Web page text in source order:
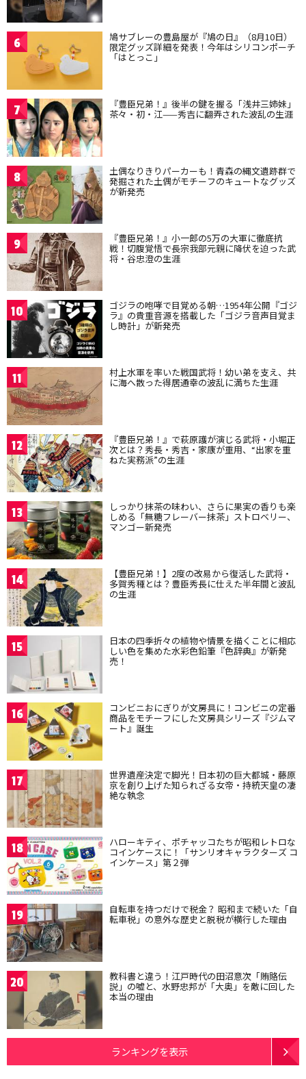
6 鳩サブレーの豊島屋が『鳩の日』（8月10日）
限定グッズ詳細を発表！今年はシリコンポーチ
「はとっこ」
7 『豊臣兄弟！』後半の鍵を握る「浅井三姉妹」
茶々・初・江——秀吉に翻弄された波乱の生涯
8 土偶なりきりパーカーも！青森の縄文遺跡群で
発掘された土偶がモチーフのキュートなグッズ
が新発売
9 『豊臣兄弟！』小一郎の5万の大軍に徹底抗
戦！切腹覚悟で長宗我部元親に降伏を迫った武
将・谷忠澄の生涯
10 ゴジラの咆哮で目覚める朝…1954年公開『ゴジ
ラ』の貴重音源を搭載した「ゴジラ音声目覚ま
し時計」が新発売
11 村上水軍を率いた戦国武将！幼い弟を支え、共
に海へ散った得居通幸の波乱に満ちた生涯
12 『豊臣兄弟！』で萩原護が演じる武将・小堀正
次とは？秀長・秀吉・家康が重用、“出家を重
ねた実務派”の生涯
13 しっかり抹茶の味わい、さらに果実の香りも楽
しめる「無糖フレーバー抹茶」ストロベリー、
マンゴー新発売
14 【豊臣兄弟！】2度の改易から復活した武将・
多賀秀種とは？豊臣秀長に仕えた半年間と波乱
の生涯
15 日本の四季折々の植物や情景を描くことに相応
しい色を集めた水彩色鉛筆『色辞典』が新発
売！
16 コンビニおにぎりが文房具に！コンビニの定番
商品をモチーフにした文房具シリーズ『ジムマ
ート』誕生
17 世界遺産決定で脚光！日本初の巨大都城・藤原
京を創り上げた知られざる女帝・持統天皇の凄
絶な執念
18 ハローキティ、ポチャッコたちが昭和レトロな
コインケースに！「サンリオキャラクターズ コ
インケース」第２弾
19 自転車を持つだけで税金？ 昭和まで続いた「自
転車税」の意外な歴史と脱税が横行した理由
20 教科書と違う！江戸時代の田沼意次「賄賂伝
説」の嘘と、水野忠邦が「大奥」を敵に回した
本当の理由
ランキングを表示